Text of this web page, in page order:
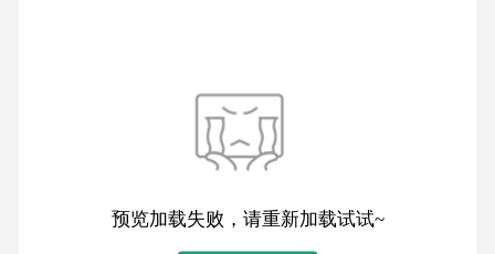
预览加载失败，请重新加载试试~